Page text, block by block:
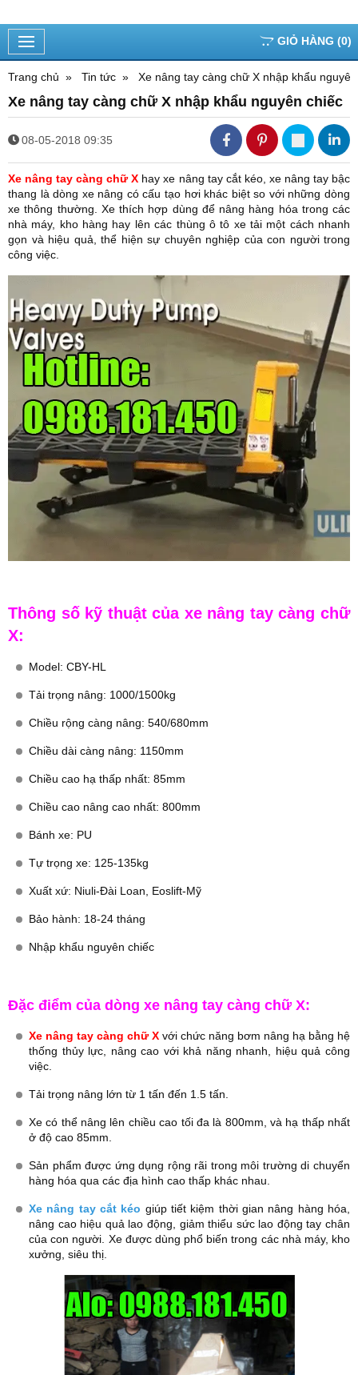
GIỎ HÀNG (0)
Trang chủ Tin tức Xe nâng tay càng chữ X nhập khẩu
Xe nâng tay càng chữ X nhập khẩu nguyên chiếc
08-05-2018 09:35
Xe nâng tay càng chữ X hay xe nâng tay cắt kéo, xe nâng tay bậc
thang là dòng xe nâng có cấu tạo hơi khác biệt so với những dòng
xe thông thường. Xe thích hợp dùng để nâng hàng hóa trong các
nhà máy, kho hàng hay lên các thùng ô tô xe tải một cách nhanh
gọn và hiệu quả, thể hiện sự chuyên nghiệp của con người trong
công việc.
Thông số kỹ thuật của xe nâng tay càng chữ
X:
Model: CBY-HL
Tải trọng nâng: 1000/1500kg
Chiều rộng càng nâng: 540/680mm
Chiều dài càng nâng: 1150mm
Chiều cao hạ thấp nhất: 85mm
Chiều cao nâng cao nhất: 800mm
Bánh xe: PU
Tự trọng xe: 125-135kg
Xuất xứ: Niuli-Đài Loan, Eoslift-Mỹ
Bảo hành: 18-24 tháng
Nhập khẩu nguyên chiếc
Đặc điểm của dòng xe nâng tay càng chữ X:
Xe nâng tay càng chữ X với chức năng bơm nâng hạ bằng hệ
thống thủy lực, nâng cao với khả năng nhanh, hiệu quả công
việc.
Tải trọng nâng lớn từ 1 tấn đến 1.5 tấn.
Xe có thể nâng lên chiều cao tối đa là 800mm, và hạ thấp nhất
ở độ cao 85mm.
Sản phẩm được ứng dụng rộng rãi trong môi trường di chuyển
hàng hóa qua các địa hình cao thấp khác nhau.
Xe nâng tay cắt kéo giúp tiết kiệm thời gian nâng hàng hóa,
nâng cao hiệu quả lao động, giảm thiểu sức lao động tay chân
của con người. Xe được dùng phổ biến trong các nhà máy, kho
xưởng, siêu thị.